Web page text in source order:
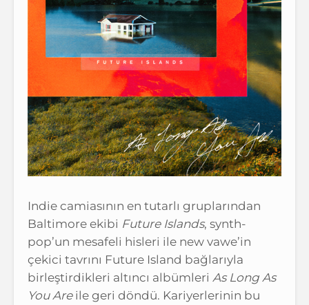
Indie camiasının en tutarlı gruplarından
Baltimore ekibi Future Islands, synth-
pop’un mesafeli hisleri ile new vawe’in
çekici tavrını Future Island bağlarıyla
birleştirdikleri altıncı albümleri As Long As
You Areile geri döndü. Kariyerlerinin bu